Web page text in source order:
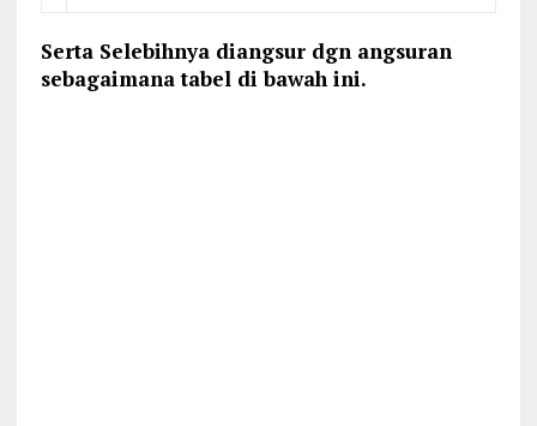
Serta Selebihnya diangsur dgn angsuran
sebagaimana tabel di bawah ini.